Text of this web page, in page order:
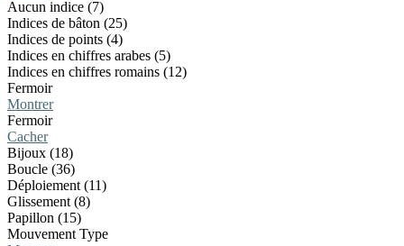
Aucun indice (7)
Indices de bâton (25)
Indices de points (4)
Indices en chiffres arabes (5)
Indices en chiffres romains (12)
Fermoir
Montrer
Fermoir
Cacher
Bijoux (18)
Boucle (36)
Déploiement (11)
Glissement (8)
Papillon (15)
Mouvement Type